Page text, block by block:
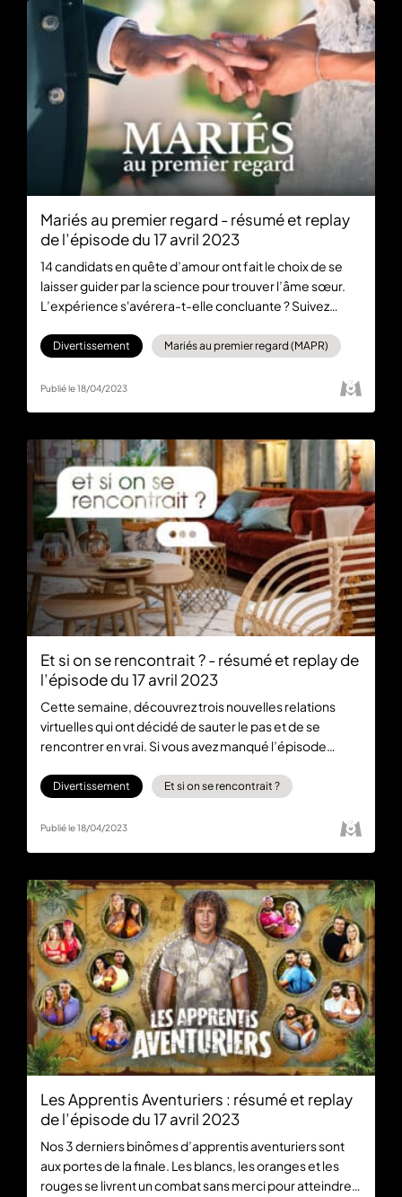
Mariés au premier regard - résumé et replay
de l’épisode du 17 avril 2023
14 candidats en quête d’amour ont fait le choix de se
laisser guider par la science pour trouver l’âme sœur.
L’expérience s'avérera-t-elle concluante ? Suivez
21:10 sur M6 ou en replay gratuitement sur 6play.fr.
Divertissement Mariés au premier regard (MAPR)
Publié le 18/04/2023
Et si on se rencontrait ? - résumé et replay de
l’épisode du 17 avril 2023
Cette semaine, découvrez trois nouvelles relations
virtuelles qui ont décidé de sauter le pas et de se
rencontrer en vrai. Si vous avez manqué l’épisode
pour regarder le replay de Et si on se rencontrait ?
Divertissement Et si on se rencontrait ?
Publié le 18/04/2023
Les Apprentis Aventuriers : résumé et replay
de l’épisode du 17 avril 2023
Nos 3 derniers binômes d’apprentis aventuriers sont
aux portes de la finale. Les blancs, les oranges et les
rouges se livrent un combat sans merci pour atteindre